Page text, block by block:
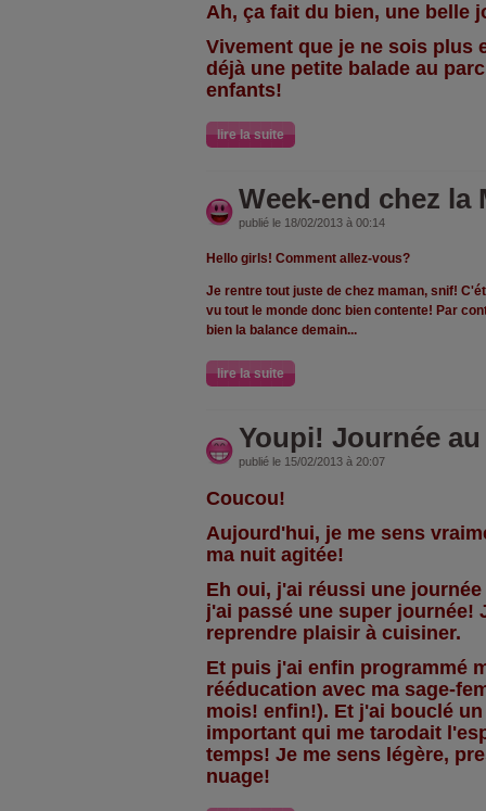
Ah, ça fait du bien, une belle
Vivement que je ne sois plus
déjà une petite balade au
enfants!
lire la suite
Week-end chez la
publié le 18/02/2013 à 00:14
Hello girls! Comment allez-vous?
Je rentre tout juste de chez maman, snif!
vu tout le monde donc bien contente! Par
bien la balance demain...
lire la suite
Youpi! Journée
publié le 15/02/2013 à 20:07
Coucou!
Aujourd'hui, je me sens
ma nuit agitée!
Eh oui, j'ai réussi une
j'ai passé une super journée!
reprendre plaisir à cuisiner.
Et puis j'ai enfin programmé
rééducation avec ma sage-
mois! enfin!). Et j'ai bouclé
important qui me tarodait
temps! Je me sens légère,
nuage!